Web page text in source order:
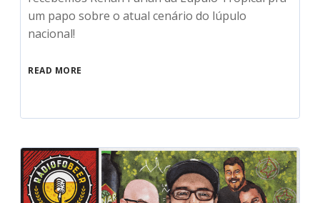
um papo sobre o atual cenário do lúpulo
nacional!
READ MORE